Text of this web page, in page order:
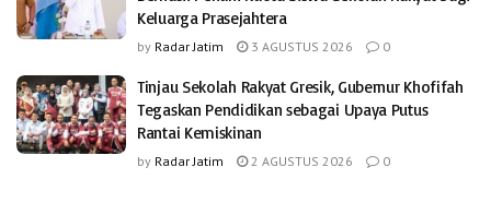
Keluarga Prasejahtera
by Radar Jatim 3 AGUSTUS 2026 0
Tinjau Sekolah Rakyat Gresik, Gubernur Khofifah
Tegaskan Pendidikan sebagai Upaya Putus
Rantai Kemiskinan
by Radar Jatim 2 AGUSTUS 2026 0